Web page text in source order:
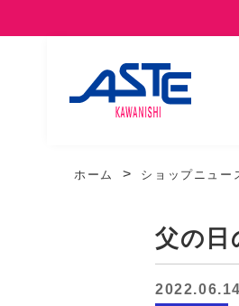
ホーム ショップニュー
父の
2022.06.14